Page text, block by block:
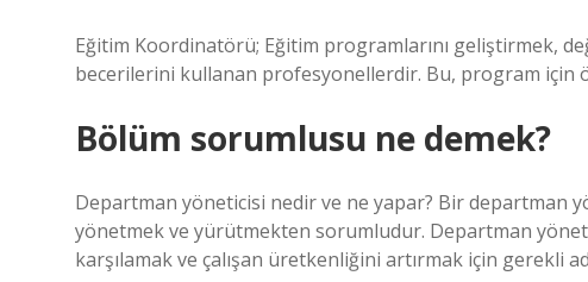
Eğitim Koordinatörü; Eğitim programlarını geliştirmek,
becerilerini kullanan profesyonellerdir. Bu, program için
Bölüm sorumlusu ne demek?
Departman yöneticisi nedir ve ne yapar? Bir departman
yönetmek ve yürütmekten sorumludur. Departman
karşılamak ve çalışan üretkenliğini artırmak için gerekli